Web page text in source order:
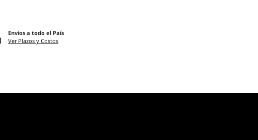
Envios a todo el País
Ver Plazos y Costos